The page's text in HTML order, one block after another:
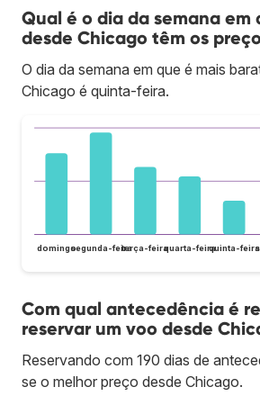
Qual é o dia da semana em
desde Chicago têm os
O dia da semana em que é mais
Chicago é quinta-feira.
domingosegunda-feiraterça-feiraquarta-feiraquinta-feira
Com qual antecedência é
reservar um voo desde
Reservando com 190 dias de
se o melhor preço desde Chicago.